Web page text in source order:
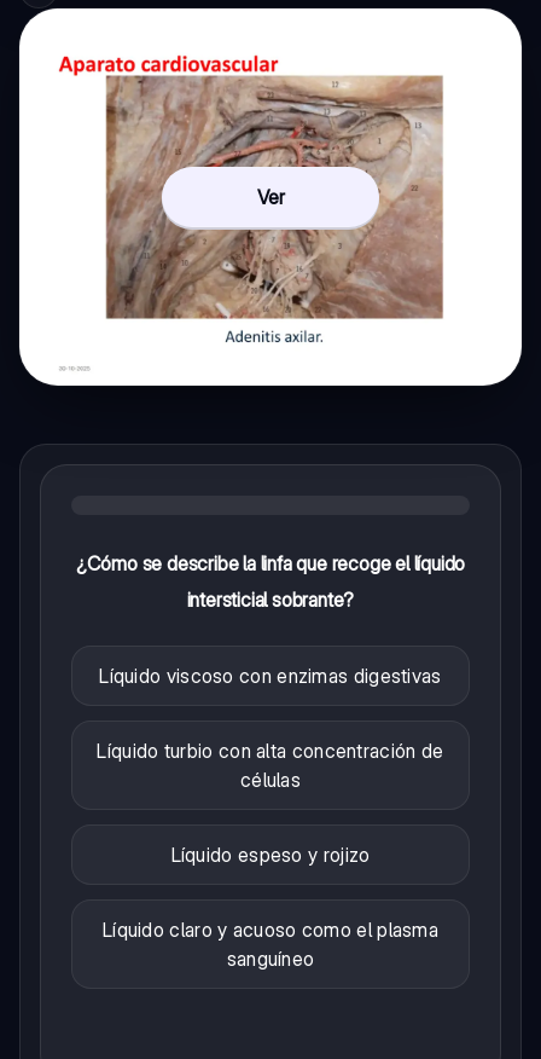
Ver
¿Cómo se describe la linfa que recoge el líquido
intersticial sobrante?
Líquido viscoso con enzimas digestivas
Líquido turbio con alta concentración de
células
Líquido espeso y rojizo
Líquido claro y acuoso como el plasma
sanguíneo